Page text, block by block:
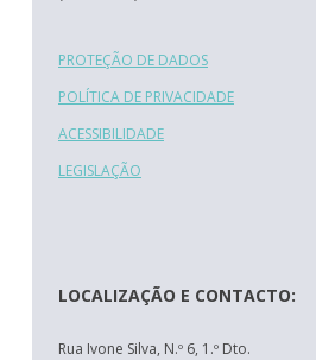
PROTEÇÃO DE DADOS
POLÍTICA DE PRIVACIDADE
ACESSIBILIDADE
LEGISLAÇÃO
LOCALIZAÇÃO E CONTACTO:
Rua Ivone Silva, N.º 6, 1.º Dto.